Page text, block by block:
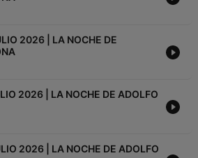
2026 | LA NOCHE DE
2026 | LA NOCHE DE ADOLFO
2026 | LA NOCHE DE ADOLFO